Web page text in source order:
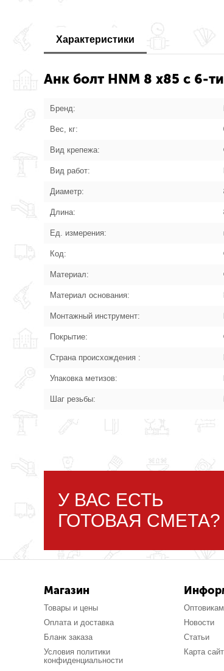
Характеристики
Анк болт HNM 8 х85 c 6-
Бренд:
Вес, кг:
Вид крепежа:
Вид работ:
Диаметр:
Длина:
Ед. измерения:
Код:
Материал:
Материал основания:
Монтажный инструмент:
Покрытие:
Страна происхождения :
Упаковка метизов:
Шаг резьбы:
У ВАС ЕСТЬ
ГОТОВАЯ СМЕТА?
Магазин
Товары и цены
Оплата и доставка
Бланк заказа
Условия политики
конфиденциальности
Оптовикам
Новости
Статьи
Карта